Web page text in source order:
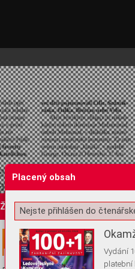
Žádost o souhlas s ukládáním
Placený obsah
Nejste přihlášen do
Vydání
platební